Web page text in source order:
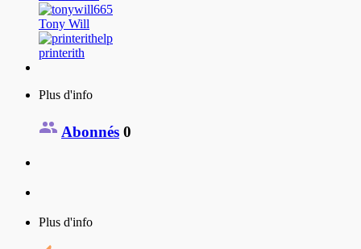
Tony Will
printerith
Plus d'info
Abonnés 0
Plus d'info